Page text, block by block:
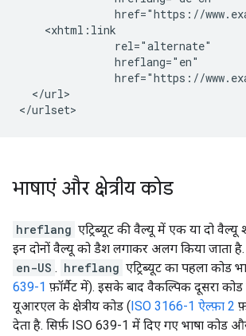
href="https://
    <xhtml:link
               rel="alternate"
               hreflang="en"
href="https://
  </url>
</urlset>
भाषाएं और क्षेत्रीय कोड
hreflang एट्रिब्यूट की वैल्यू में एक या दो वैल्यू
इन दोनों वैल्यू को डैश लगाकर अलग किया जाता
en-US . hreflang एट्रिब्यूट का पहला कोड
639-1 फ़ॉर्मैट में). इसके बाद वैकल्पिक दूसरा कोड
यूआरएल के क्षेत्रीय कोड (ISO 3166-1 ऐल्फ़ा 2
देता है. सिर्फ़ ISO 639-1 में दिए गए भाषा कोड